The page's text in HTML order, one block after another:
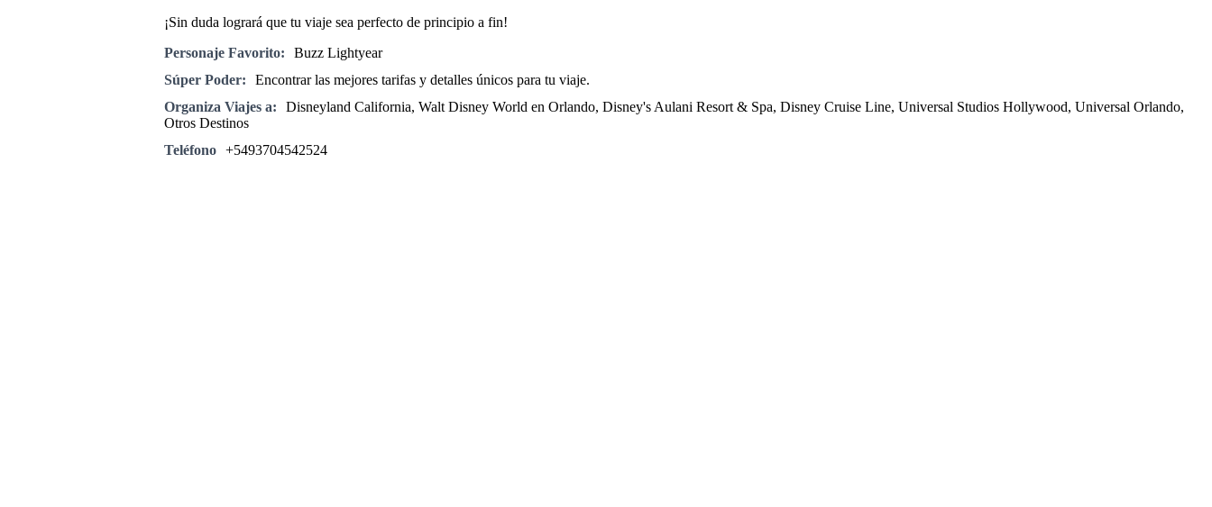
¡Sin duda logrará que tu viaje sea perfecto de principio a fin!
Personaje Favorito:
Buzz Lightyear
Súper Poder:
Encontrar las mejores tarifas y detalles únicos para tu viaje.
Organiza Viajes a:
Disneyland California, Walt Disney World en Orlando, Disney's Aulani Resort & Spa, Disney Cruise Line, Universal Studios Hollywood, Universal Orlando,
Otros Destinos
Teléfono +5493704542524